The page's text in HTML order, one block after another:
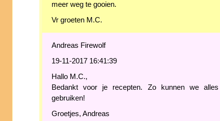
meer weg te gooien.
Vr groeten M.C.
Andreas Firewolf
19-11-2017 16:41:39
Hallo M.C.,
Bedankt voor je recepten. Zo kunnen we alles
gebruiken!
Groetjes, Andreas